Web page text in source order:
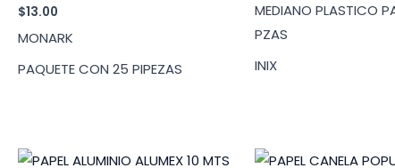
$13.00
MONARK
PAQUETE CON 25 PIPEZAS
MEDIANO PLASTICO
PZAS
INIX